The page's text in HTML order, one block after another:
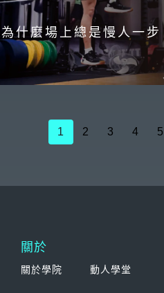
為什麼場上總是慢人一
1 2 3 4 5
關於
關於學院 動人學堂